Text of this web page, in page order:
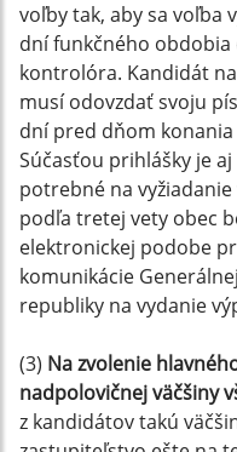
voľby tak, aby sa voľba
dní funkčného
kontrolóra. Kandidát
musí odovzdať svoju
dní pred dňom
Súčasťou prihlášky je
potrebné na
podľa tretej vety obec
elektronickej podobe
komunikácie
republiky na vydanie
(3) Na zvolenie
nadpolovičnej väčšiny
z kandidátov takú